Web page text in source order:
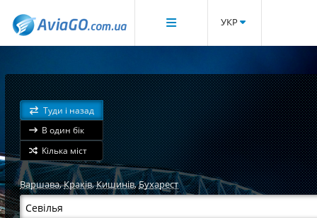
УКР
Туди і назад
В один бік
Кілька міст
Варшава,Краків,Кишинів,Бухарест